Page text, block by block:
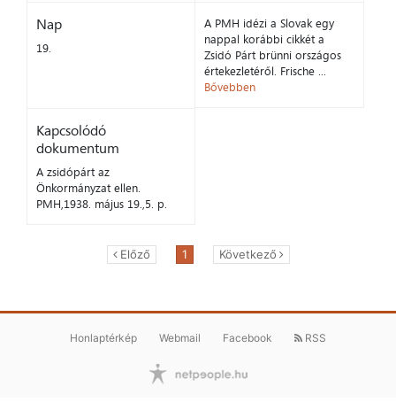
Nap
19.
A PMH idézi a Slovak egy
nappal korábbi cikkét a
Zsidó Párt brünni országos
értekezletéről. Frische ...
Bővebben
Kapcsolódó
dokumentum
A zsidópárt az
Önkormányzat ellen.
PMH,1938. május 19.,5. p.
Előző 1 Következő
Honlaptérkép Webmail Facebook RSS